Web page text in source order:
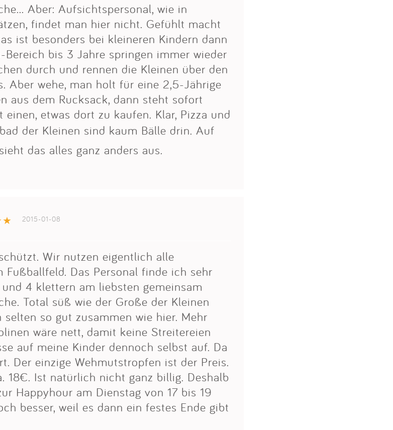
Aber: Aufsichtspersonal, wie in
findet man hier nicht. Gefühlt macht
ist besonders bei kleineren Kindern dann
bis 3 Jahre springen immer wieder
durch und rennen die Kleinen über den
Aber wehe, man holt für eine 2,5-Jährige
aus dem Rucksack, dann steht sofort
etwas dort zu kaufen. Klar, Pizza und
der Kleinen sind kaum Bälle drin. Auf
das alles ganz anders aus.
2015-01-08
Wir nutzen eigentlich alle
Das Personal finde ich sehr
4 klettern am liebsten gemeinsam
Total süß wie der Große der Kleinen
so gut zusammen wie hier. Mehr
wäre nett, damit keine Streitereien
auf meine Kinder dennoch selbst auf. Da
Der einzige Wehmutstropfen ist der Preis.
18€. Ist natürlich nicht ganz billig. Deshalb
Happyhour am Dienstag von 17 bis 19
besser, weil es dann ein festes Ende gibt